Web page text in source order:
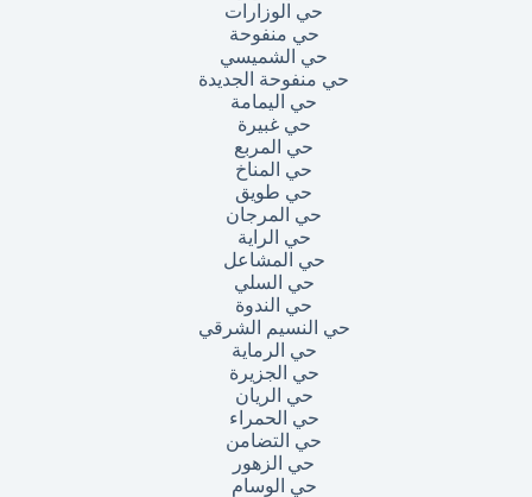
حي الوزارات
حي منفوحة
حي الشميسي
حي منفوحة الجديدة
حي اليمامة
حي غبيرة
حي المربع
حي المناخ
حي طويق
حي المرجان
حي الراية
حي المشاعل
حي السلي
حي الندوة
حي النسيم الشرقي
حي الرماية
حي الجزيرة
حي الريان
حي الحمراء
حي التضامن
حي الزهور
حي الوسام